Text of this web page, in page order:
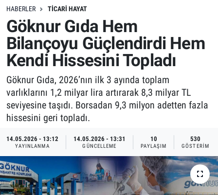
HABERLER TICARI HAYAT
Göknur Gıda Hem
Bilançoyu Güçlendirdi Hem
Kendi Hissesini Topladı
Göknur Gıda, 2026’nın ilk 3 ayında toplam
varlıklarını 1,2 milyar lira artırarak 8,3 milyar TL
seviyesine taşıdı. Borsadan 9,3 milyon adetten fazla
hissesini geri topladı.
14.05.2026 - 13:12
YAYINLANMA
14.05.2026 - 13:31
GÜNCELLEME
10
PAYLAŞIM
530
GÖSTERIM